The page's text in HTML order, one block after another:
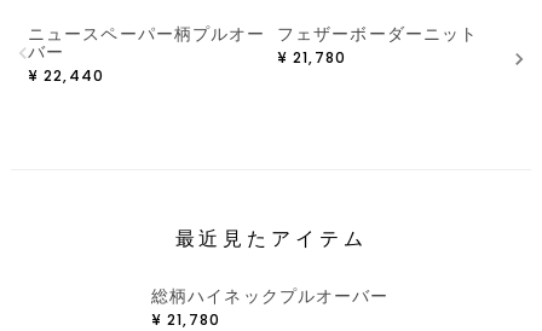
ニュースペーパー柄プルオー
バー
¥ 22,440
フェザーボーダーニット
¥ 21,780
最近見たアイテム
総柄ハイネックプルオーバー
¥ 21,780